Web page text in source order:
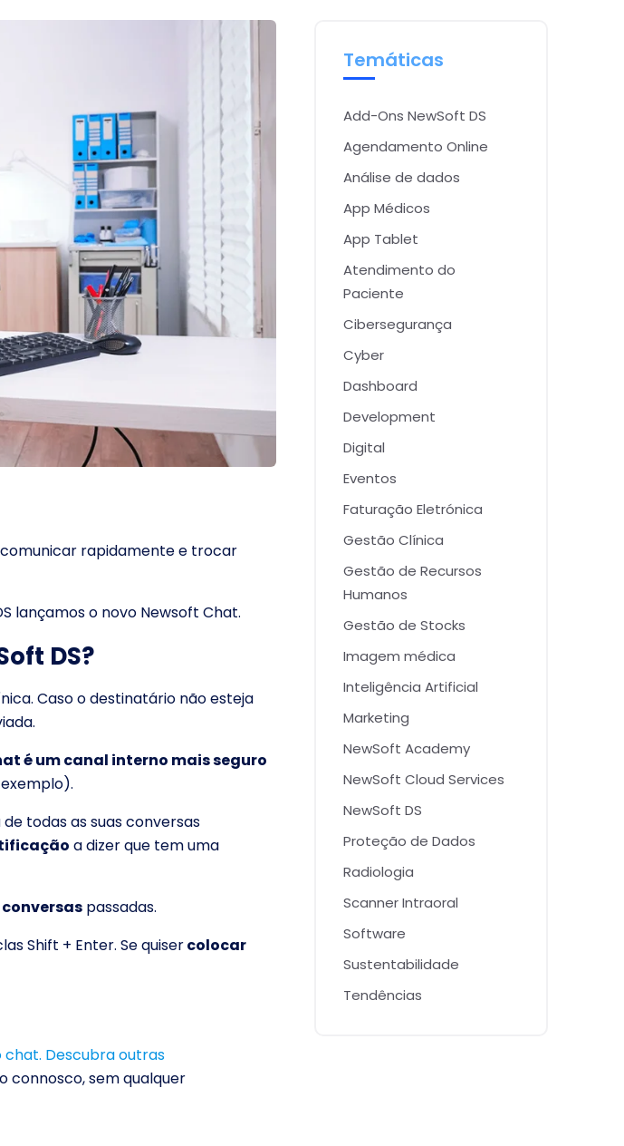
comunicar rapidamente e trocar
lançamos o novo Newsoft Chat.
DS?
Caso o destinatário não esteja
é um canal interno mais seguro
todas as suas conversas
a dizer que tem uma
passadas.
Shift + Enter. Se quisercolocar
chat. Descubra outras
connosco, sem qualquer
Temáticas
Add-Ons NewSoft DS
Agendamento Online
Análise de dados
App Médicos
App Tablet
Atendimento do
Paciente
Cibersegurança
Cyber
Dashboard
Development
Digital
Eventos
Faturação Eletrónica
Gestão Clínica
Gestão de Recursos
Humanos
Gestão de Stocks
Imagem médica
Inteligência Artificial
Marketing
NewSoft Academy
NewSoft Cloud Services
NewSoft DS
Proteção de Dados
Radiologia
Scanner Intraoral
Software
Sustentabilidade
Tendências